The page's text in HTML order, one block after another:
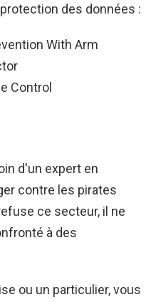
des données :
With Arm
Control
d'un expert en
contre les pirates
ce secteur, il ne
à des
ou un particulier, vous